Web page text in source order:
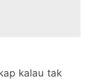
kalau tak